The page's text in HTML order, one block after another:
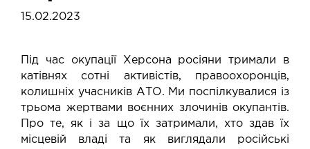
15.02.2023
Під час окупації Херсона росіяни тримали в
катівнях сотні активістів, правоохоронців,
колишніх учасників АТО. Ми поспілкувалися із
трьома жертвами воєнних злочинів окупантів.
Про те, як і за що їх затримали, хто здав їх
місцевій владі та як виглядали російські